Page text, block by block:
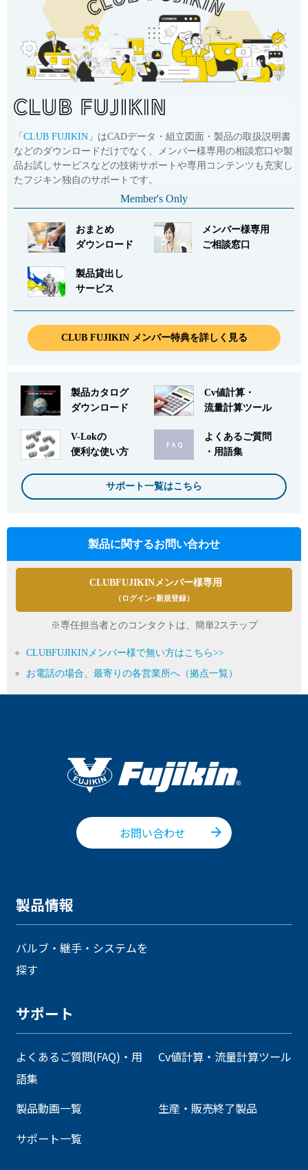
「 CLUB FUJIKIN 」はCADデータ・組立図面・製品の取扱説明書
などのダウンロードだけでなく、メンバー様専用の相談窓口や製
品お試しサービスなどの技術サポートや専用コンテンツも充実し
たフジキン独自のサポートです。
Member's Only
おまとめ
ダウンロード
メンバー様専用
ご相談窓口
製品貸出し
サービス
CLUB FUJIKIN メンバー特典を詳しく見る
製品カタログ
ダウンロード
Cv値計算・
流量計算ツール
V-Lokの
便利な使い方
よくあるご質問
・用語集
サポート一覧はこちら
製品に関するお問い合わせ
CLUBFUJIKINメンバー様専用
（ログイン･新規登録）
※専任担当者とのコンタクトは、簡単2ステップ
CLUBFUJIKINメンバー様で無い方はこちら>>
お電話の場合、最寄りの各営業所へ（拠点一覧）
お問い合わせ
製品情報
バルブ・継手・システムを
探す
サポート
よくあるご質問(FAQ)・用
語集
Cv値計算・流量計算ツール
製品動画一覧
生産・販売終了製品
サポート一覧